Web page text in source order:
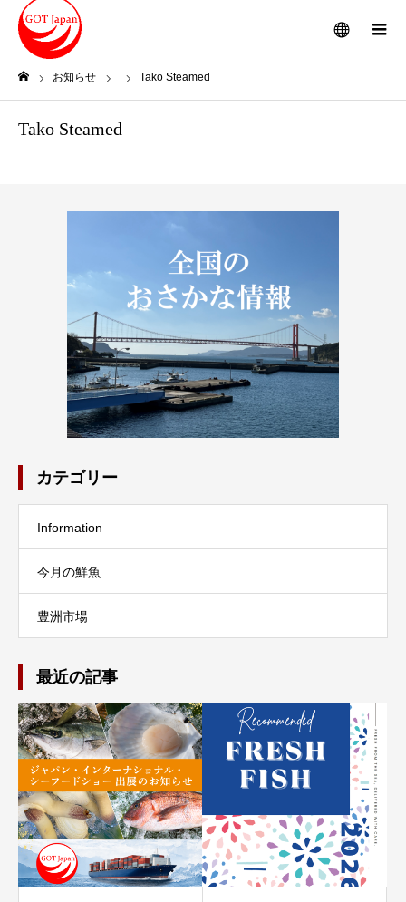
メニュー
お知らせ Tako Steamed
Tako Steamed
カテゴリー
Information
今月の鮮魚
豊洲市場
最近の記事